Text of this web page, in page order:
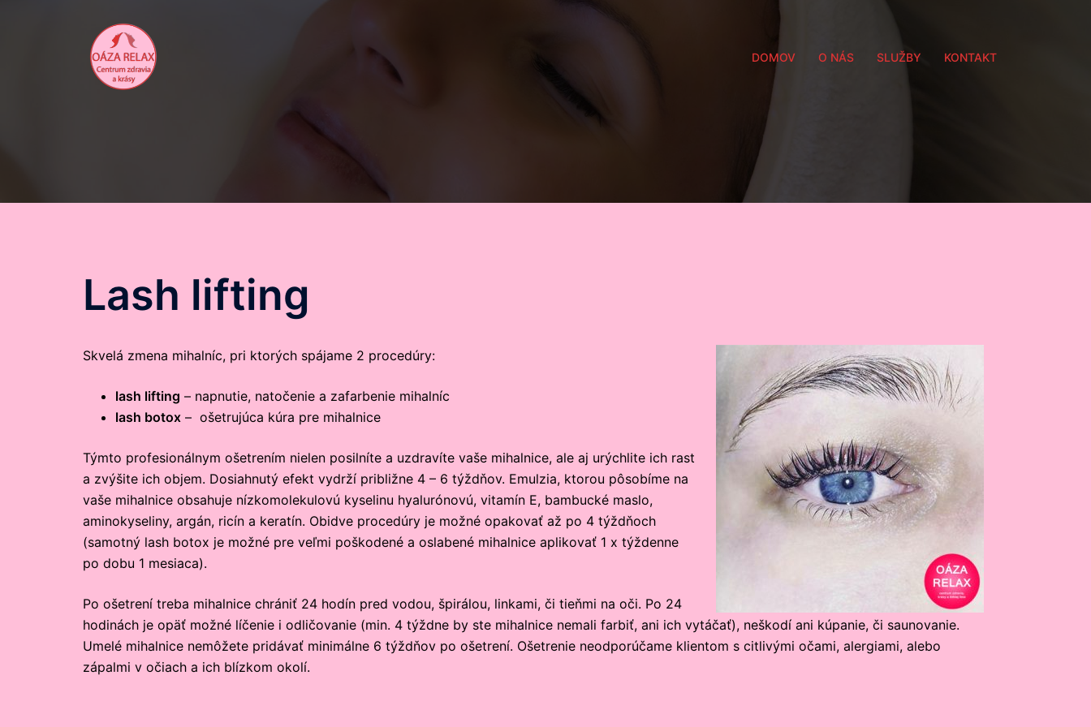
DOMOV O NÁS SLUŽBY KONTAKT
Lash lifting
Skvelá zmena mihalníc, pri ktorých spájame 2 procedúry:
lash lifting – napnutie, natočenie a zafarbenie mihalníc
lash botox – ošetrujúca kúra pre mihalnice
Týmto profesionálnym ošetrením nielen posilníte a uzdravíte vaše mihalnice, ale aj urýchlite ich rast
a zvýšite ich objem. Dosiahnutý efekt vydrží približne 4 – 6 týždňov. Emulzia, ktorou pôsobíme na
vaše mihalnice obsahuje nízkomolekulovú kyselinu hyalurónovú, vitamín E, bambucké maslo,
aminokyseliny, argán, ricín a keratín. Obidve procedúry je možné opakovať až po 4 týždňoch
(samotný lash botox je možné pre veľmi poškodené a oslabené mihalnice aplikovať 1 x týždenne
po dobu 1 mesiaca).
Po ošetrení treba mihalnice chrániť 24 hodín pred vodou, špirálou, linkami, či tieňmi na oči. Po 24
hodinách je opäť možné líčenie i odličovanie (min. 4 týždne by ste mihalnice nemali farbiť, ani ich vytáčať), neškodí ani kúpanie, či saunovanie.
Umelé mihalnice nemôžete pridávať minimálne 6 týždňov po ošetrení. Ošetrenie neodporúčame klientom s citlivými očami, alergiami, alebo
zápalmi v očiach a ich blízkom okolí.